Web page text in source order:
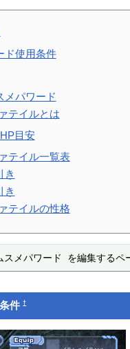
ド使用条件
メパワード
テイルとは
目安
テイル一覧表
き
き
テイルの性格
メパワード を編集するペ
件†